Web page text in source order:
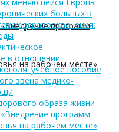
программ
на рабочем месте»
больных в
здравоохранения:
в отношении
учебное пособие
звена медико-
образа жизни
программ
на рабочем месте»